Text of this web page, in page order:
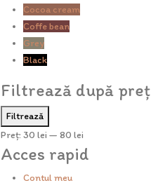
Cocoa cream
Coffe bean
Grey
Black
Filtrează după preț
Preț
minim
Preț
maxim
Filtrează
Preț: 30 lei — 80 lei
Acces rapid
Contul meu